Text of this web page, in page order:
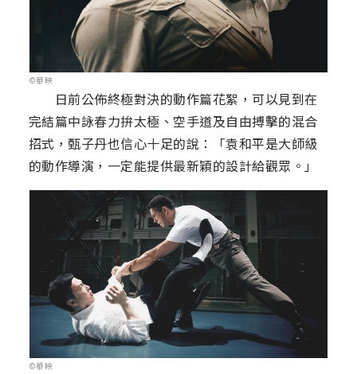
©華映
日前公佈終極對決的動作篇花絮，可以見到在
完結篇中詠春力拚太極、空手道及自由搏擊的混合
招式，甄子丹也信心十足的說：「袁和平是大師級
的動作導演，一定能提供最新穎的設計給觀眾。」
©華映